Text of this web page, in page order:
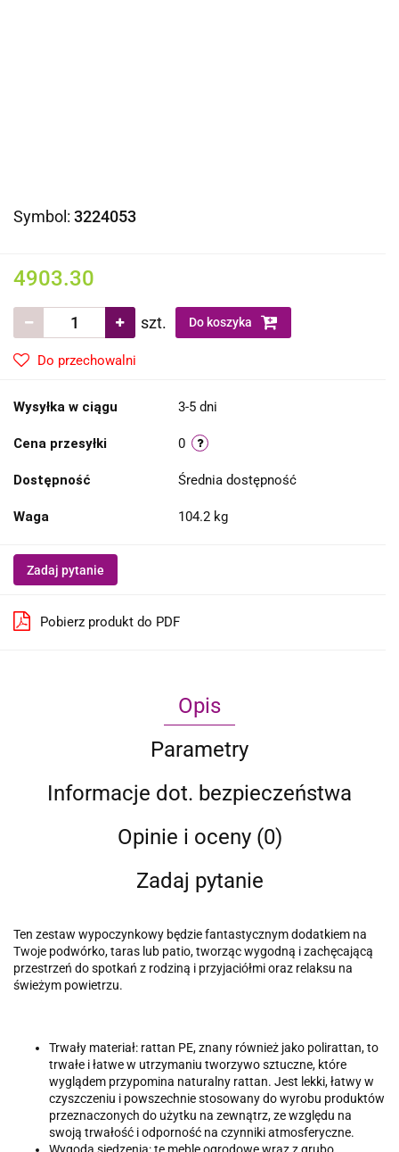
Symbol: 3224053
4903.30
szt. Do koszyka
Do przechowalni
Wysyłka w ciągu 3-5 dni
Cena przesyłki 0
Dostępność Średnia dostępność
Waga 104.2 kg
Zadaj pytanie
Pobierz produkt do PDF
Opis
Parametry
Informacje dot. bezpieczeństwa
Opinie i oceny (0)
Zadaj pytanie
Ten zestaw wypoczynkowy będzie fantastycznym dodatkiem na
Twoje podwórko, taras lub patio, tworząc wygodną i zachęcającą
przestrzeń do spotkań z rodziną i przyjaciółmi oraz relaksu na
świeżym powietrzu.
Trwały materiał: rattan PE, znany również jako polirattan, to
trwałe i łatwe w utrzymaniu tworzywo sztuczne, które
wyglądem przypomina naturalny rattan. Jest lekki, łatwy w
czyszczeniu i powszechnie stosowany do wyrobu produktów
przeznaczonych do użytku na zewnątrz, ze względu na
swoją trwałość i odporność na czynniki atmosferyczne.